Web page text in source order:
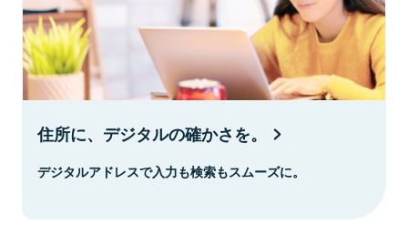
住所に、デジタルの確かさを。
デジタルアドレスで入力も検索もスムーズに。